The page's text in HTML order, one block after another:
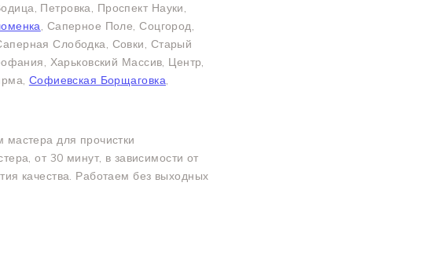
Петровка, Проспект Науки,
, Саперное Поле, Соцгород,
Слободка, Совки, Старый
Харьковский Массив, Центр,
Софиевская Борщаговка,
для прочистки
от 30 минут, в зависимости от
качества. Работаем без выходных